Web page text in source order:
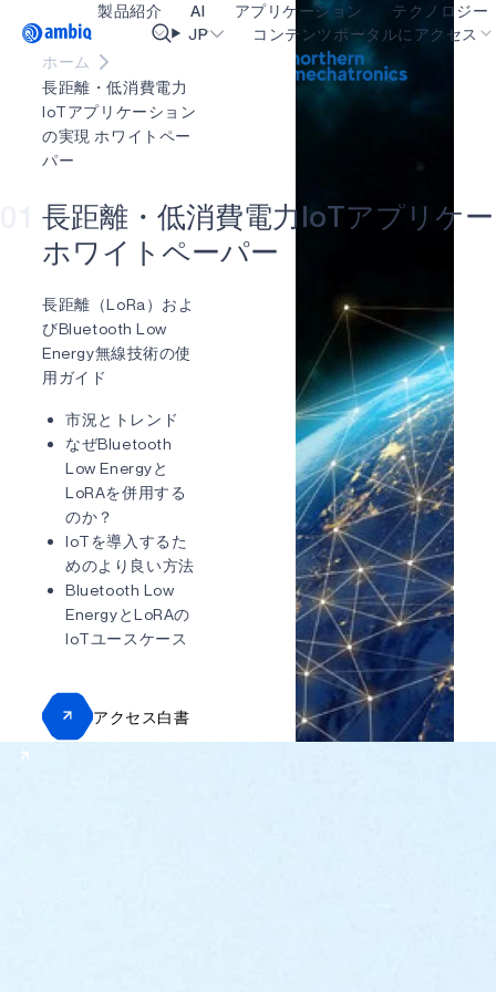
製品紹介 AI アプリケーション
スマートホームとビル
スマートカード
テクノロジー
secureSPOT
turboSPOT
JP
コンテンツポータルにアクセス
ホーム
長距離・低消費電力
IoTアプリケーション
の実現 ホワイトペー
パー
長距離 ・低消費電力 o ア プ リ ケ ー
ホ ワ イ トペーパー
長距離（LoRa）およ
びBluetooth Low
Energy無線技術の使
用ガイド
市況とトレンド
なぜBluetooth
Low Energyと
LoRAを併用する
のか？
IoTを導入するた
めのより良い方法
Bluetooth Low
EnergyとLoRAの
IoTユースケース
アクセス白書
Video title
長距離・低消費電力IoTアプリケーシ
ョンを可能にするホワイトペーパー
にアクセスするには、以下のフォー
ファーストネーム
会社名
勤務先メールアドレス
電話番号
国/地域
メッセージ